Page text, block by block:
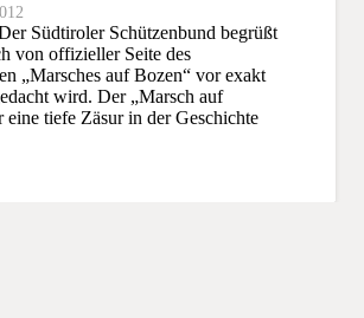
Südtiroler Schützenbund begrüßt
von offizieller Seite des
„Marsches auf Bozen“ vor exakt
wird. Der „Marsch auf
eine tiefe Zäsur in der Geschichte